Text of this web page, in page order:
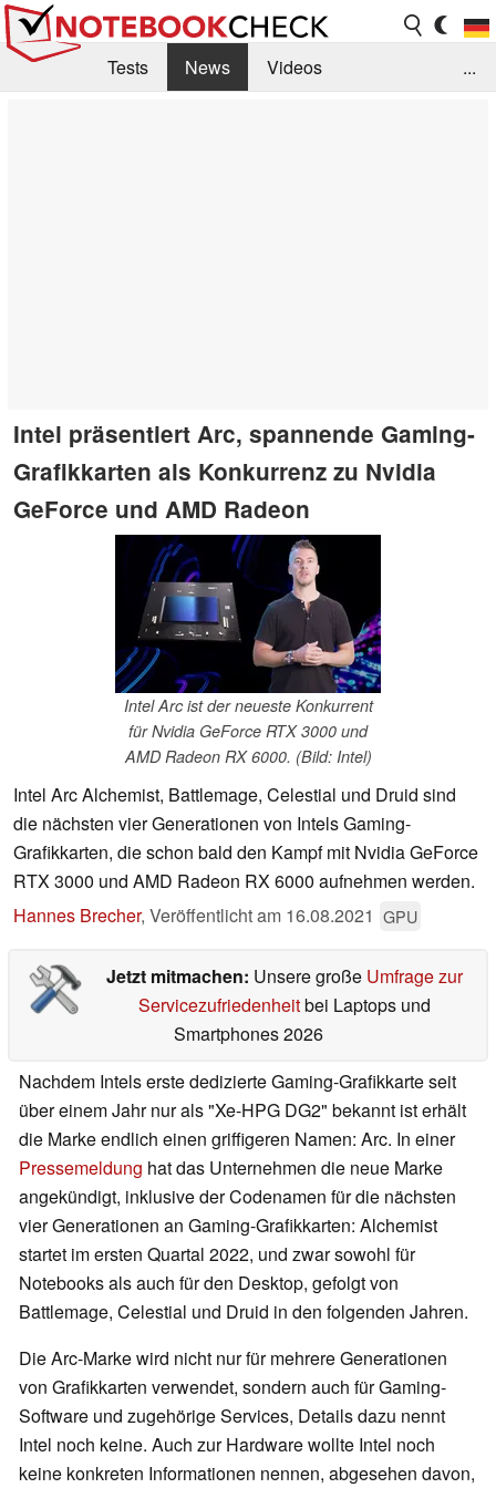
Tests News
Videos
...
Intel präsentiert Arc, spannende Gaming-
Grafikkarten als Konkurrenz zu Nvidia
GeForce und AMD Radeon
Intel Arc ist der neueste Konkurrent
für Nvidia GeForce RTX 3000 und
AMD Radeon RX 6000. (Bild: Intel)
Intel Arc Alchemist, Battlemage, Celestial und Druid sind
die nächsten vier Generationen von Intels Gaming-
Grafikkarten, die schon bald den Kampf mit Nvidia GeForce
RTX 3000 und AMD Radeon RX 6000 aufnehmen werden.
Hannes Brecher, Veröffentlicht am 16.08.2021 GPU
Jetzt mitmachen: Unsere große Umfrage zur
Servicezufriedenheitbei Laptops und
Smartphones 2026
Nachdem Intels erste dedizierte Gaming-Grafikkarte seit
über einem Jahr nur als "Xe-HPG DG2" bekannt ist erhält
die Marke endlich einen griffigeren Namen: Arc. In einer
Pressemeldung hat das Unternehmen die neue Marke
angekündigt, inklusive der Codenamen für die nächsten
vier Generationen an Gaming-Grafikkarten: Alchemist
startet im ersten Quartal 2022, und zwar sowohl für
Notebooks als auch für den Desktop, gefolgt von
Battlemage, Celestial und Druid in den folgenden Jahren.
Die Arc-Marke wird nicht nur für mehrere Generationen
von Grafikkarten verwendet, sondern auch für Gaming-
Software und zugehörige Services, Details dazu nennt
Intel noch keine. Auch zur Hardware wollte Intel noch
keine konkreten Informationen nennen, abgesehen davon,